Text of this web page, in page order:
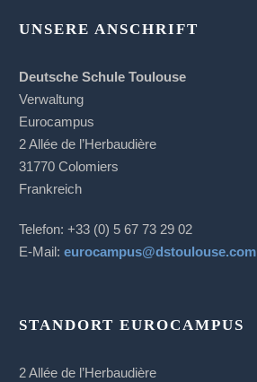
UNSERE ANSCHRIFT
Deutsche Schule Toulouse
Verwaltung
Eurocampus
2 Allée de l’Herbaudière
31770 Colomiers
Frankreich
Telefon: +33 (0) 5 67 73 29 02
E-Mail:eurocampus@dstoulouse.com
STANDORT EUROCAMPUS
2 Allée de l’Herbaudière